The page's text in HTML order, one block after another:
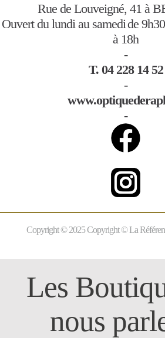
Rue de Louveigné, 41 à
Ouvert du lundi au samedi de
à 18h
-
T. 04 228 14 52
-
-
Copyright © 2025 Copyright © La
Les
nous